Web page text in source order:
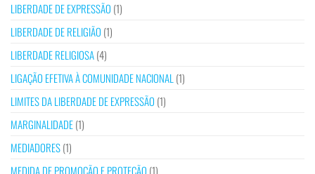
LIBERDADE DE EXPRESSÃO (1)
LIBERDADE DE RELIGIÃO (1)
LIBERDADE RELIGIOSA(4)
LIGAÇÃO EFETIVA À COMUNIDADE NACIONAL (1)
LIMITES DA LIBERDADE DE EXPRESSÃO (1)
MARGINALIDADE(1)
MEDIADORES(1)
MEDIDA DE PROMOÇÃO E PROTEÇÃO (1)